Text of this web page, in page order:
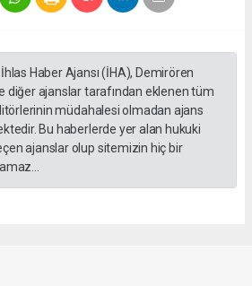
Haber Ajansı (İHA), Demirören
diğer ajanslar tarafından eklenen tüm
müdahalesi olmadan ajans
Bu haberlerde yer alan hukuki
ajanslar olup sitemizin hiç bir